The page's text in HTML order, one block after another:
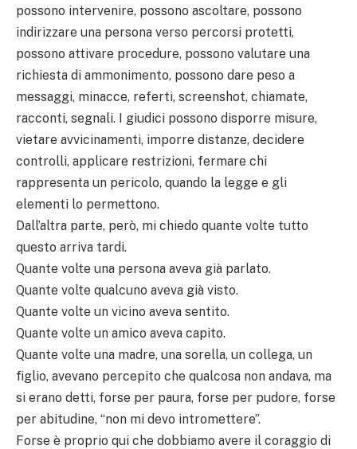
possono intervenire, possono ascoltare, possono
indirizzare una persona verso percorsi protetti,
possono attivare procedure, possono valutare una
richiesta di ammonimento, possono dare peso a
messaggi, minacce, referti, screenshot, chiamate,
racconti, segnali. I giudici possono disporre misure,
vietare avvicinamenti, imporre distanze, decidere
controlli, applicare restrizioni, fermare chi
rappresenta un pericolo, quando la legge e gli
elementi lo permettono.
Dall’altra parte, però, mi chiedo quante volte tutto
questo arriva tardi.
Quante volte una persona aveva già parlato.
Quante volte qualcuno aveva già visto.
Quante volte un vicino aveva sentito.
Quante volte un amico aveva capito.
Quante volte una madre, una sorella, un collega, un
figlio, avevano percepito che qualcosa non andava, ma
si erano detti, forse per paura, forse per pudore, forse
per abitudine, “non mi devo intromettere”.
Forse è proprio qui che dobbiamo avere il coraggio di